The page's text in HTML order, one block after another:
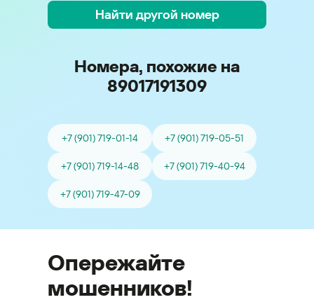
Найти другой номер
Номера, похожие на
89017191309
+7 (901) 719-01-14 +7 (901) 719-05-51
+7 (901) 719-14-48 +7 (901) 719-40-94
+7 (901) 719-47-09
Опережайте
мошенников!